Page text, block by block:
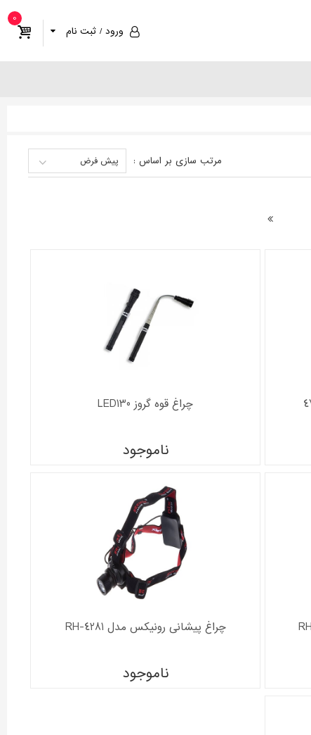
0
ورود / ثبت نام
مرتب سازی بر اساس: پیش فرض
چراغ قوه گروز LED130
ناموجود
چراغ پیشانی رونیکس مدل RH-4281
ناموجود